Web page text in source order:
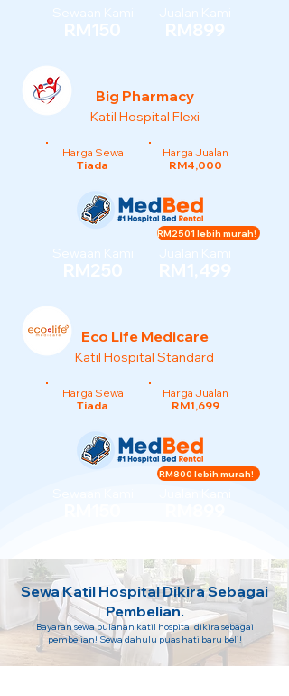
Sewaan Kami
RM150
Jualan Kami
RM899
Big Pharmacy
Katil Hospital Flexi
Harga Sewa
Tiada
Harga Jualan
RM4,000
Sewaan Kami
RM250
Jualan Kami
RM1,499
RM2501 lebih murah!
Eco Life Medicare
Katil Hospital Standard
Harga Sewa
Tiada
Harga Jualan
RM1,699
RM800 lebih murah!
Sewa Katil Hospital Dikira Sebagai
Pembelian.
Bayaran sewa bulanan katil hospital dikira sebagai
pembelian! Sewa dahulu puas hati baru beli!